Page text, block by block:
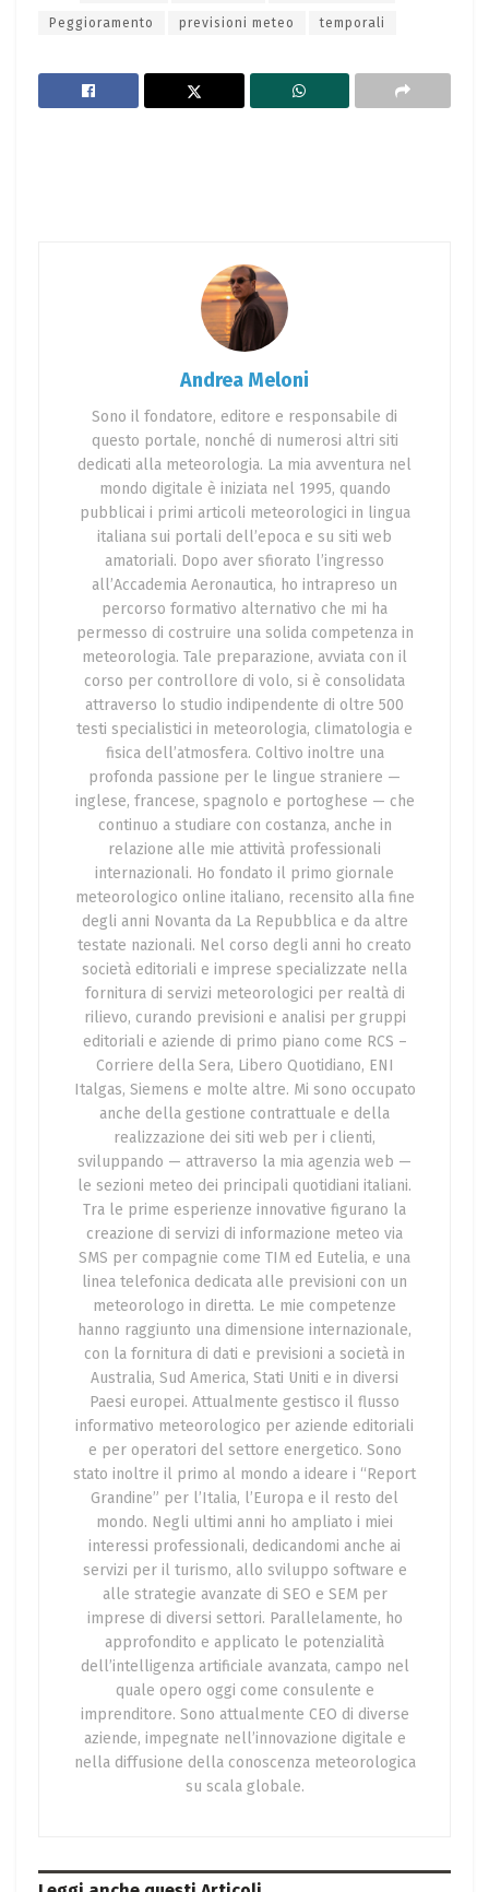
Peggioramento previsioni meteo temporali
Andrea Meloni
Sono il fondatore, editore e responsabile di
questo portale, nonché di numerosi altri siti
dedicati alla meteorologia. La mia avventura nel
mondo digitale è iniziata nel 1995, quando
pubblicai i primi articoli meteorologici in lingua
italiana sui portali dell’epoca e su siti web
amatoriali. Dopo aver sfiorato l’ingresso
all’Accademia Aeronautica, ho intrapreso un
percorso formativo alternativo che mi ha
permesso di costruire una solida competenza in
meteorologia. Tale preparazione, avviata con il
corso per controllore di volo, si è consolidata
attraverso lo studio indipendente di oltre 500
testi specialistici in meteorologia, climatologia e
fisica dell’atmosfera. Coltivo inoltre una
profonda passione per le lingue straniere —
inglese, francese, spagnolo e portoghese — che
continuo a studiare con costanza, anche in
relazione alle mie attività professionali
internazionali. Ho fondato il primo giornale
meteorologico online italiano, recensito alla fine
degli anni Novanta da La Repubblica e da altre
testate nazionali. Nel corso degli anni ho creato
società editoriali e imprese specializzate nella
fornitura di servizi meteorologici per realtà di
rilievo, curando previsioni e analisi per gruppi
editoriali e aziende di primo piano come RCS –
Corriere della Sera, Libero Quotidiano, ENI
Italgas, Siemens e molte altre. Mi sono occupato
anche della gestione contrattuale e della
realizzazione dei siti web per i clienti,
sviluppando — attraverso la mia agenzia web —
le sezioni meteo dei principali quotidiani italiani.
Tra le prime esperienze innovative figurano la
creazione di servizi di informazione meteo via
SMS per compagnie come TIM ed Eutelia, e una
linea telefonica dedicata alle previsioni con un
meteorologo in diretta. Le mie competenze
hanno raggiunto una dimensione internazionale,
con la fornitura di dati e previsioni a società in
Australia, Sud America, Stati Uniti e in diversi
Paesi europei. Attualmente gestisco il flusso
informativo meteorologico per aziende editoriali
e per operatori del settore energetico. Sono
stato inoltre il primo al mondo a ideare i “Report
Grandine” per l’Italia, l’Europa e il resto del
mondo. Negli ultimi anni ho ampliato i miei
interessi professionali, dedicandomi anche ai
servizi per il turismo, allo sviluppo software e
alle strategie avanzate di SEO e SEM per
imprese di diversi settori. Parallelamente, ho
approfondito e applicato le potenzialità
dell’intelligenza artificiale avanzata, campo nel
quale opero oggi come consulente e
imprenditore. Sono attualmente CEO di diverse
aziende, impegnate nell’innovazione digitale e
nella diffusione della conoscenza meteorologica
su scala globale.